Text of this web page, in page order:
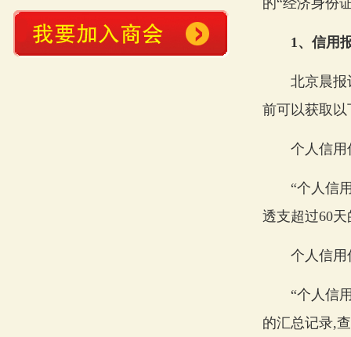
的“经济身份
1、信用
北京晨报
前可以获取
个人信用
“个人信用
透支超过60
个人信用
“个人信用
的汇总记录,